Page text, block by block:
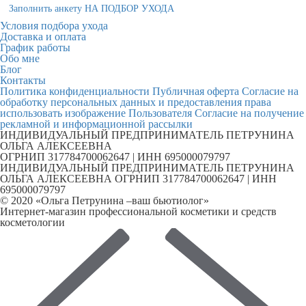
Заполнить анкету НА ПОДБОР УХОДА
Условия подбора ухода
Доставка и оплата
График работы
Обо мне
Блог
Контакты
Политика конфиденциальности Публичная оферта Согласие на
обработку персональных данных и предоставления права
использовать изображение Пользователя Согласие на получение
рекламной и информационной рассылки
ИНДИВИДУАЛЬНЫЙ ПРЕДПРИНИМАТЕЛЬ ПЕТРУНИНА
ОЛЬГА АЛЕКСЕЕВНА
ОГРНИП 317784700062647 | ИНН 695000079797
ИНДИВИДУАЛЬНЫЙ ПРЕДПРИНИМАТЕЛЬ ПЕТРУНИНА
ОЛЬГА АЛЕКСЕЕВНА ОГРНИП 317784700062647 | ИНН
695000079797
© 2020 «Ольга Петрунина –ваш бьютиолог»
Интернет-магазин профессиональной косметики и средств
косметологии